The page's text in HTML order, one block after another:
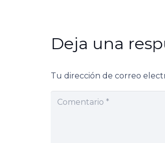
Deja una
Tu dirección de correo